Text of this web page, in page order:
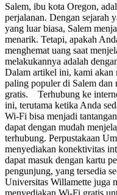
Salem, ibu kota Oregon,
perjalanan. Dengan sejarah
yang luar biasa, Salem
menarik. Tetapi, apakah
menghemat uang saat
melakukannya adalah
Dalam artikel ini, kami akan
paling populer di Salem dan
gratis. Terhubung ke
ini, terutama ketika Anda
Wi-Fi bisa menjadi
dapat dengan mudah
terhubung. Perpustakaan
menyediakan konektivitas
dapat masuk dengan kartu
pengunjung, yang tersedia
Universitas Willamette juga
menyediakan Wi-Fi gratis